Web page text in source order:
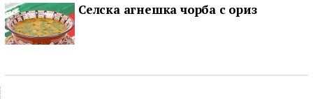
Селска агнешка чорба с ориз